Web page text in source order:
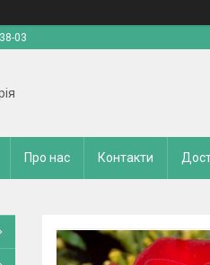
03
Про нас Контакти